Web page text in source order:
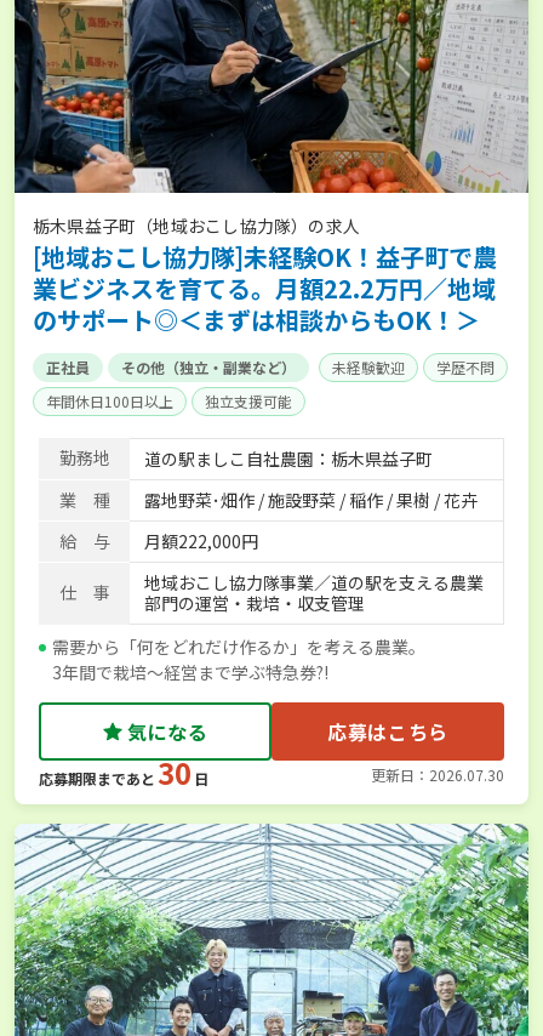
栃木県益子町（地域おこし協力隊）の求人
[地域おこし協力隊]未経験OK！益子町で農
業ビジネスを育てる。月額22.2万円／地域
のサポート◎＜まずは相談からもOK！＞
正社員 その他（独立・副業など） 未経験歓迎
学歴不問
年間休日100日以上
独立支援可能
勤務地
道の駅ましこ自社農園：栃木県益子町
業 種
露地野菜･畑作 / 施設野菜 / 稲作 / 果樹 / 花卉
給 与
月額222,000円
仕 事
地域おこし協力隊事業／道の駅を支える農業
部門の運営・栽培・収支管理
需要から「何をどれだけ作るか」を考える農業。
3年間で栽培～経営まで学ぶ特急券?!
気になる 応募はこちら
応募期限まであと 30 日 更新日：2026.07.30